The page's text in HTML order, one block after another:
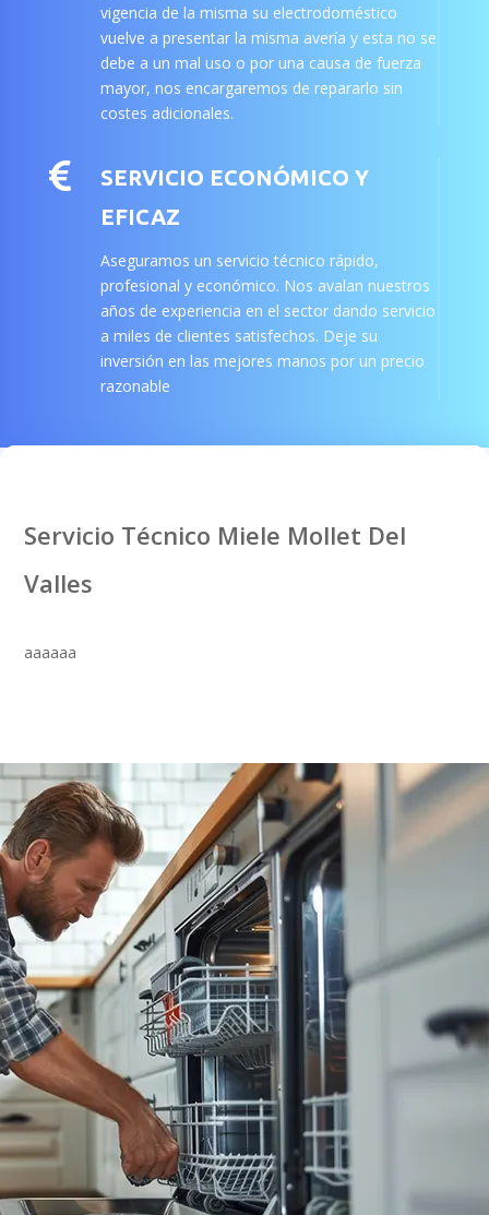
vigencia de la misma su electrodoméstico
vuelve a presentar la misma avería y esta no se
debe a un mal uso o por una causa de fuerza
mayor, nos encargaremos de repararlo sin
costes adicionales.

SERVICIO ECONÓMICO Y
EFICAZ
Aseguramos un servicio técnico rápido,
profesional y económico. Nos avalan nuestros
años de experiencia en el sector dando servicio
a miles de clientes satisfechos. Deje su
inversión en las mejores manos por un precio
razonable
Servicio Técnico Miele Mollet Del
Valles
aaaaaa